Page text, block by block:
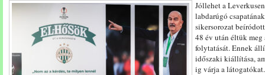
Jóllehet a
labdarúgó
sikersorozat
48 év után éltük meg
folytatását. Ennek
időszaki kiállítása,
ig várja a látogatókat.